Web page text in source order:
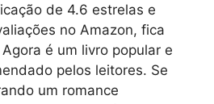
de 4.6 estrelas e
no Amazon, fica
é um livro popular e
pelos leitores. Se
um romance